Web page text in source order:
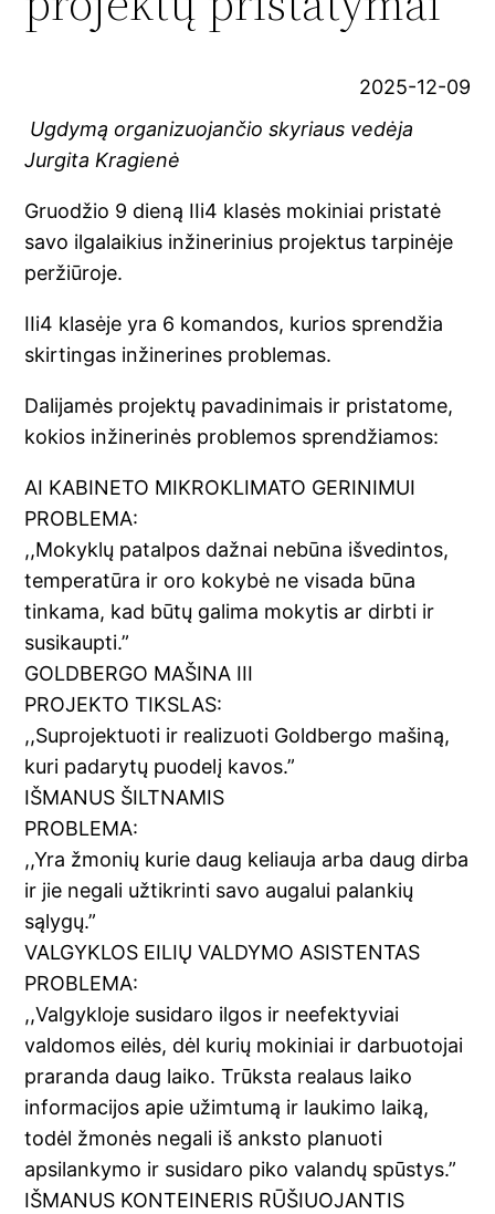
2025-12-09
Ugdymą organizuojančio skyriaus vedėja
Jurgita Kragienė
Gruodžio 9 dieną IIi4 klasės mokiniai pristatė
savo ilgalaikius inžinerinius projektus tarpinėje
peržiūroje.
IIi4 klasėje yra 6 komandos, kurios sprendžia
skirtingas inžinerines problemas.
Dalijamės projektų pavadinimais ir pristatome,
kokios inžinerinės problemos sprendžiamos:
AI KABINETO MIKROKLIMATO GERINIMUI
PROBLEMA:
,,Mokyklų patalpos dažnai nebūna išvedintos,
temperatūra ir oro kokybė ne visada būna
tinkama, kad būtų galima mokytis ar dirbti ir
susikaupti.”
GOLDBERGO MAŠINA III
PROJEKTO TIKSLAS:
,,Suprojektuoti ir realizuoti Goldbergo mašiną,
kuri padarytų puodelį kavos.”
IŠMANUS ŠILTNAMIS
PROBLEMA:
,,Yra žmonių kurie daug keliauja arba daug dirba
ir jie negali užtikrinti savo augalui palankių
sąlygų.”
VALGYKLOS EILIŲ VALDYMO ASISTENTAS
PROBLEMA:
,,Valgykloje susidaro ilgos ir neefektyviai
valdomos eilės, dėl kurių mokiniai ir darbuotojai
praranda daug laiko. Trūksta realaus laiko
informacijos apie užimtumą ir laukimo laiką,
todėl žmonės negali iš anksto planuoti
apsilankymo ir susidaro piko valandų spūstys.”
IŠMANUS KONTEINERIS RŪŠIUOJANTIS